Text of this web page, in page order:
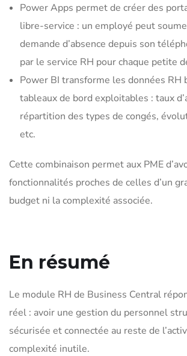
Power Apps permet de créer des
libre-service : un employé peut
demande d’absence depuis son
par le service RH pour chaque petite
Power BI transforme les données RH
tableaux de bord exploitables : taux
répartition des types de congés,
etc.
Cette combinaison permet aux PME
fonctionnalités proches de celles d’un
budget ni la complexité associée.
En résumé
Le module RH de Business Central
réel : avoir une gestion du personnel
sécurisée et connectée au reste de
complexité inutile.